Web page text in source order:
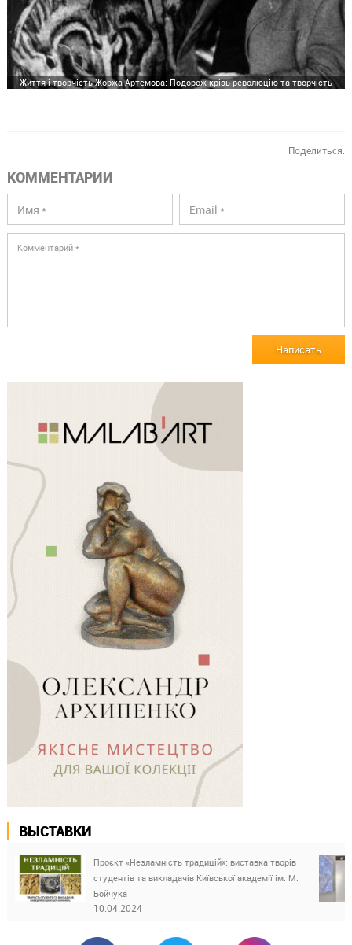
Життя і творчість Жоржа Артемова: Подорож крізь революцію та творчість
Поделиться:
КОММЕНТАРИИ
Написать
ВЫСТАВКИ
Проєкт «Незламність традицій»: виставка творів
студентів та викладачів Київської академії ім. М.
Бойчука
10.04.2024